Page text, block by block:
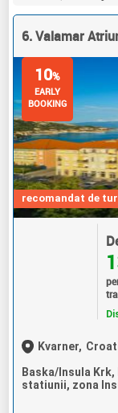
6. Valamar
recomandat de
10%
EARLY
BOOKING
Kvarner,
Baska/Insula
statiunii, zona